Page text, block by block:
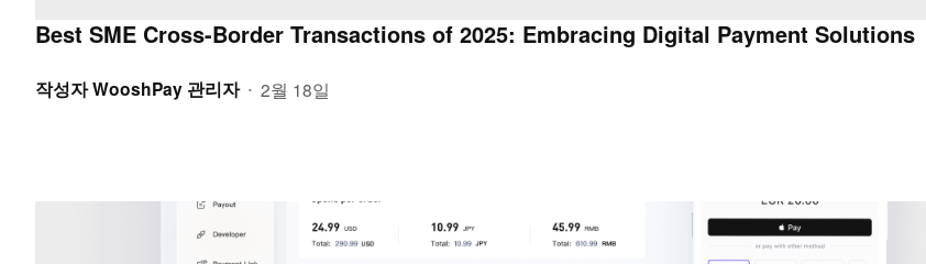
Best SME Cross-Border Transactions of 2025: Embracing Digital Payment Solutions
작성자WooshPay 관리자 • 2월 18일